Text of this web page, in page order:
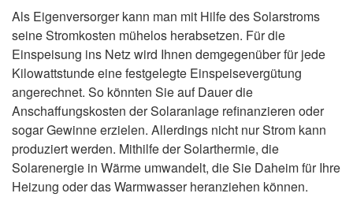
Als Eigenversorger kann man mit Hilfe des Solarstroms
seine Stromkosten mühelos herabsetzen. Für die
Einspeisung ins Netz wird Ihnen demgegenüber für jede
Kilowattstunde eine festgelegte Einspeisevergütung
angerechnet. So könnten Sie auf Dauer die
Anschaffungskosten der Solaranlage refinanzieren oder
sogar Gewinne erzielen. Allerdings nicht nur Strom kann
produziert werden. Mithilfe der Solarthermie, die
Solarenergie in Wärme umwandelt, die Sie Daheim für Ihre
Heizung oder das Warmwasser heranziehen können.